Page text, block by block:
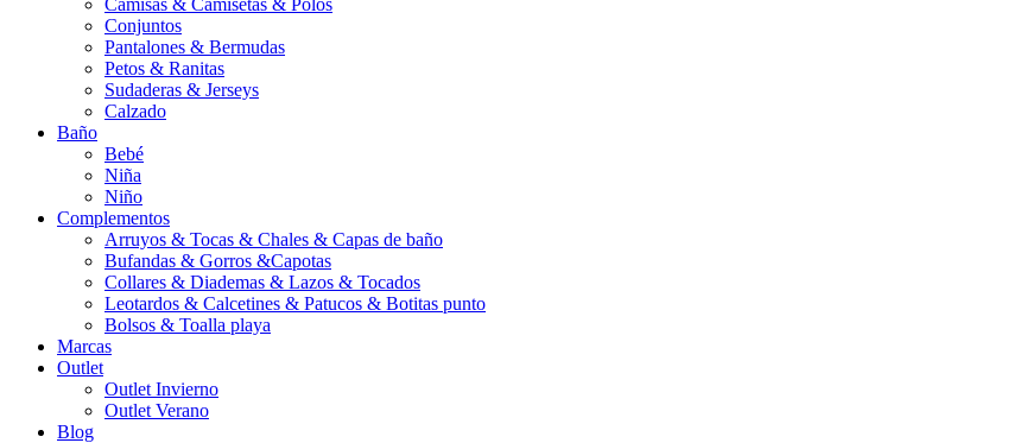
Camisas & Camisetas & Polos
Conjuntos
Pantalones & Bermudas
Petos & Ranitas
Sudaderas & Jerseys
Calzado
Baño
Bebé
Niña
Niño
Complementos
Arruyos & Tocas & Chales & Capas de baño
Bufandas & Gorros &Capotas
Collares & Diademas & Lazos & Tocados
Leotardos & Calcetines & Patucos & Botitas punto
Bolsos & Toalla playa
Marcas
Outlet
Outlet Invierno
Outlet Verano
Blog